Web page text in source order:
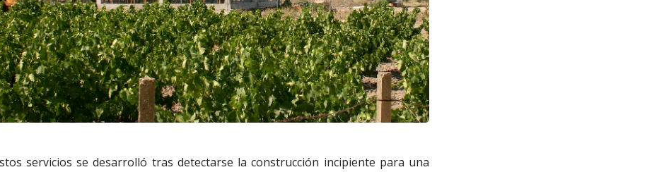
servicios se desarrolló tras detectarse la construcción incipiente para una